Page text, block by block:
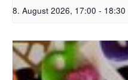
8. August 2026, 17:00 - 18:30